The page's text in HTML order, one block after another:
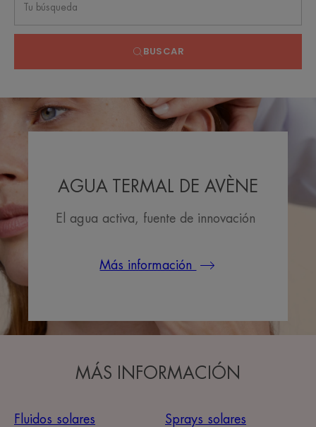
BUSCAR
AGUA TERMAL DE AVÈNE
El agua activa, fuente de innovación
Más información
MÁS INFORMACIÓN
Fluidos solares Sprays solares